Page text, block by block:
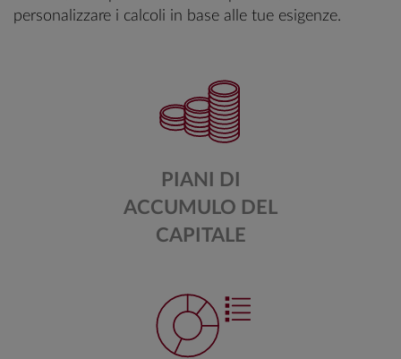
personalizzare i calcoli in base alle tue esigenze.
PIANI DI
ACCUMULO DEL
CAPITALE